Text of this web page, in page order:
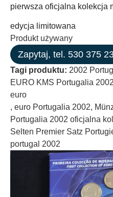
pierwsza oficjalna kolekcja
edycja limitowana
Produkt używany
Zapytaj, tel. 530 375
Tagi produktu: 2002
EURO KMS Portugalia
euro
, euro Portugalia 2002,
Portugalia 2002 oficjalna
Selten Premier Satz
portugal 2002